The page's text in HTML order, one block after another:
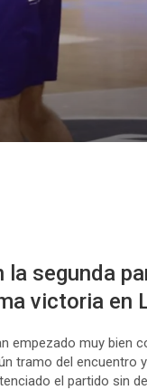
segunda
victoria en
empezado muy bien
tramo del encuentro
el partido sin